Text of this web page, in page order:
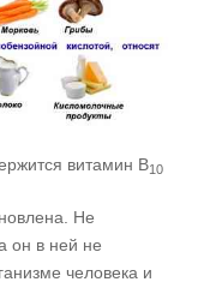
витамин В10
Не
он в ней не
человека и